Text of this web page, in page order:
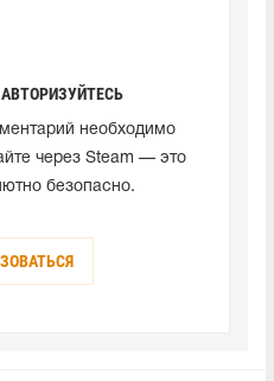
необходимо
через Steam — это
безопасно.